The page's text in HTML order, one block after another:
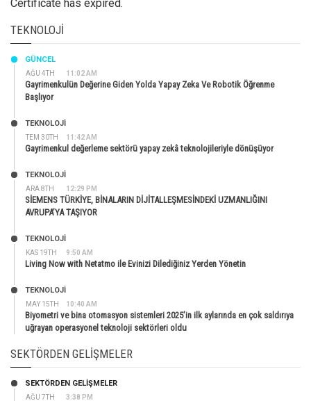
Certificate has expired.
TEKNOLOJI
AĞU 4TH 11:02 AM
GÜNCEL
Gayrimenkulün Değerine Giden Yolda Yapay Zeka Ve Robotik Öğrenme
Başlıyor
TEM 30TH 11:42 AM
TEKNOLOJİ
Gayrimenkul değerleme sektörü yapay zekâ teknolojileriyle dönüşüyor
ARA 8TH 12:29 PM
TEKNOLOJİ
SİEMENS TÜRKİYE, BİNALARIN DİJİTALLEŞMESİNDEKİ UZMANLIĞINI
AVRUPA’YA TAŞIYOR
KAS 19TH 9:50 AM
TEKNOLOJİ
Living Now with Netatmo ile Evinizi Dilediğiniz Yerden Yönetin
MAY 15TH 10:40 AM
TEKNOLOJİ
Biyometri ve bina otomasyon sistemleri 2025’in ilk aylarında en çok saldırıya
uğrayan operasyonel teknoloji sektörleri oldu
SEKTÖRDEN GELIŞMELER
AĞU 7TH 3:38 PM
SEKTÖRDEN GELIŞMELER